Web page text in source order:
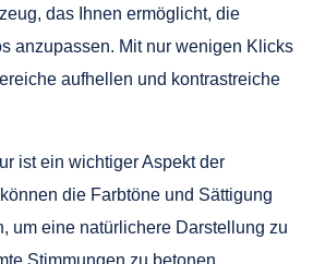
das Ihnen ermöglicht, die
anzupassen. Mit nur wenigen Klicks
aufhellen und kontrastreiche
ist ein wichtiger Aspekt der
die Farbtöne und Sättigung
um eine natürlichere Darstellung zu
Stimmungen zu betonen.